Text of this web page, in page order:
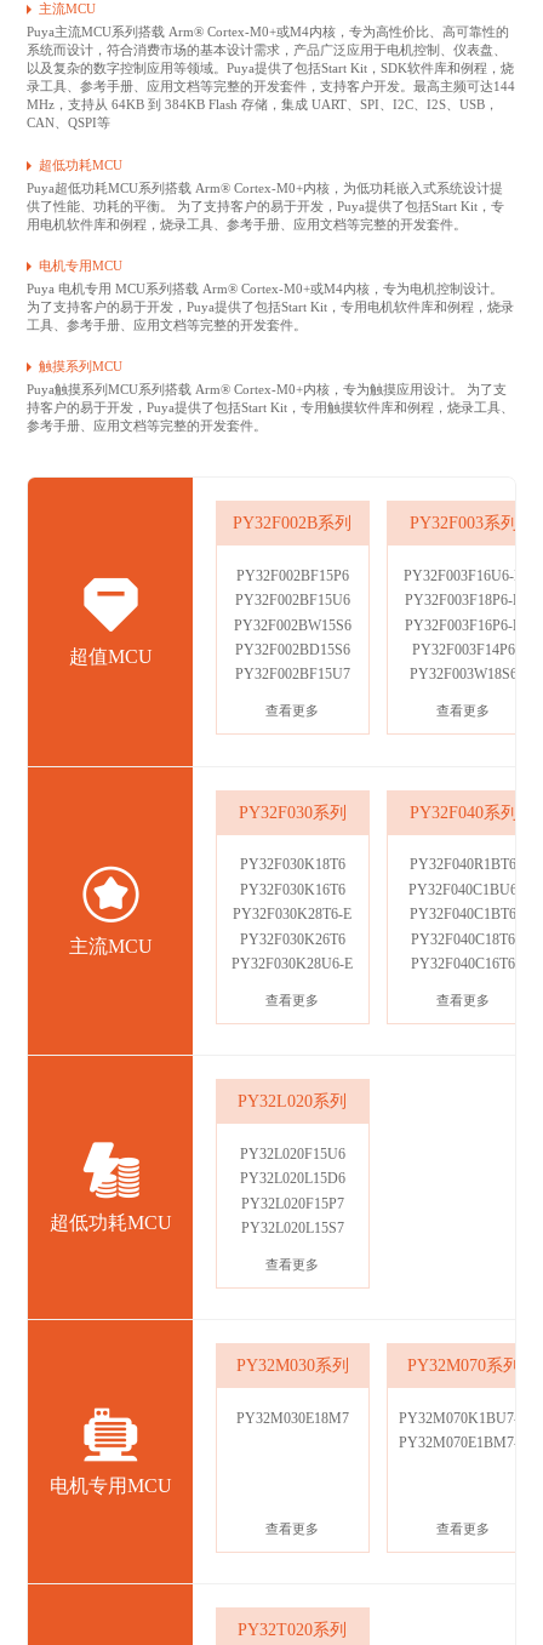
主流MCU
Puya主流MCU系列搭载 Arm® Cortex-M0+或M4内核，专为高性价比、高可靠性的
系统而设计，符合消费市场的基本设计需求，产品广泛应用于电机控制、仪表盘、
以及复杂的数字控制应用等领域。Puya提供了包括Start Kit，SDK软件库和例程，烧
录工具、参考手册、应用文档等完整的开发套件，支持客户开发。最高主频可达144
MHz，支持从 64KB 到 384KB Flash 存储，集成 UART、SPI、I2C、I2S、USB，
CAN、QSPI等
超低功耗MCU
Puya超低功耗MCU系列搭载 Arm® Cortex-M0+内核，为低功耗嵌入式系统设计提
供了性能、功耗的平衡。 为了支持客户的易于开发，Puya提供了包括Start Kit，专
用电机软件库和例程，烧录工具、参考手册、应用文档等完整的开发套件。
电机专用MCU
Puya 电机专用 MCU系列搭载 Arm® Cortex-M0+或M4内核，专为电机控制设计。
为了支持客户的易于开发，Puya提供了包括Start Kit，专用电机软件库和例程，烧录
工具、参考手册、应用文档等完整的开发套件。
触摸系列MCU
Puya触摸系列MCU系列搭载 Arm® Cortex-M0+内核，专为触摸应用设计。 为了支
持客户的易于开发，Puya提供了包括Start Kit，专用触摸软件库和例程，烧录工具、
参考手册、应用文档等完整的开发套件。
超值MCU
PY32F002B系列
PY32F002BF15P6
PY32F002BF15U6
PY32F002BW15S6
PY32F002BD15S6
PY32F002BF15U7
查看更多
PY32F003系列
PY32F003F16U6-E
PY32F003F18P6-E
PY32F003F16P6-E
PY32F003F14P6
PY32F003W18S6
查看更多
主流MCU
PY32F030系列
PY32F030K18T6
PY32F030K16T6
PY32F030K28T6-E
PY32F030K26T6
PY32F030K28U6-E
查看更多
PY32F040系列
PY32F040R1BT6
PY32F040C1BU6
PY32F040C1BT6
PY32F040C18T6
PY32F040C16T6
查看更多
超低功耗MCU
PY32L020系列
PY32L020F15U6
PY32L020L15D6
PY32L020F15P7
PY32L020L15S7
查看更多
电机专用MCU
PY32M030系列
PY32M030E18M7
查看更多
PY32M070系列
PY32M070K1BU7-C
PY32M070E1BM7-C
查看更多
PY32T020系列